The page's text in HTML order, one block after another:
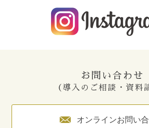
お問い合わせ
（導入のご相談・資料
オンラインお問い